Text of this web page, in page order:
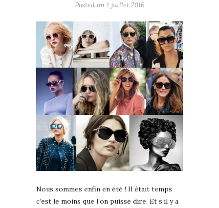
Posted on 1 juillet 2016
Nous sommes enfin en été ! Il était temps
c’est le moins que l’on puisse dire. Et s’il y a